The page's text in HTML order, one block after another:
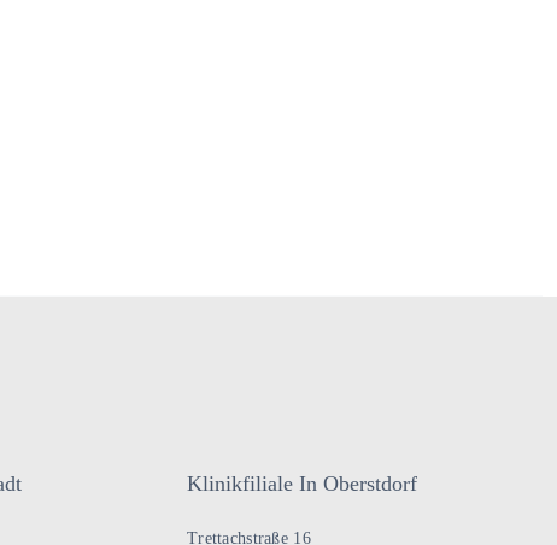
Klinikfiliale In Oberstdorf
Trettachstraße 16